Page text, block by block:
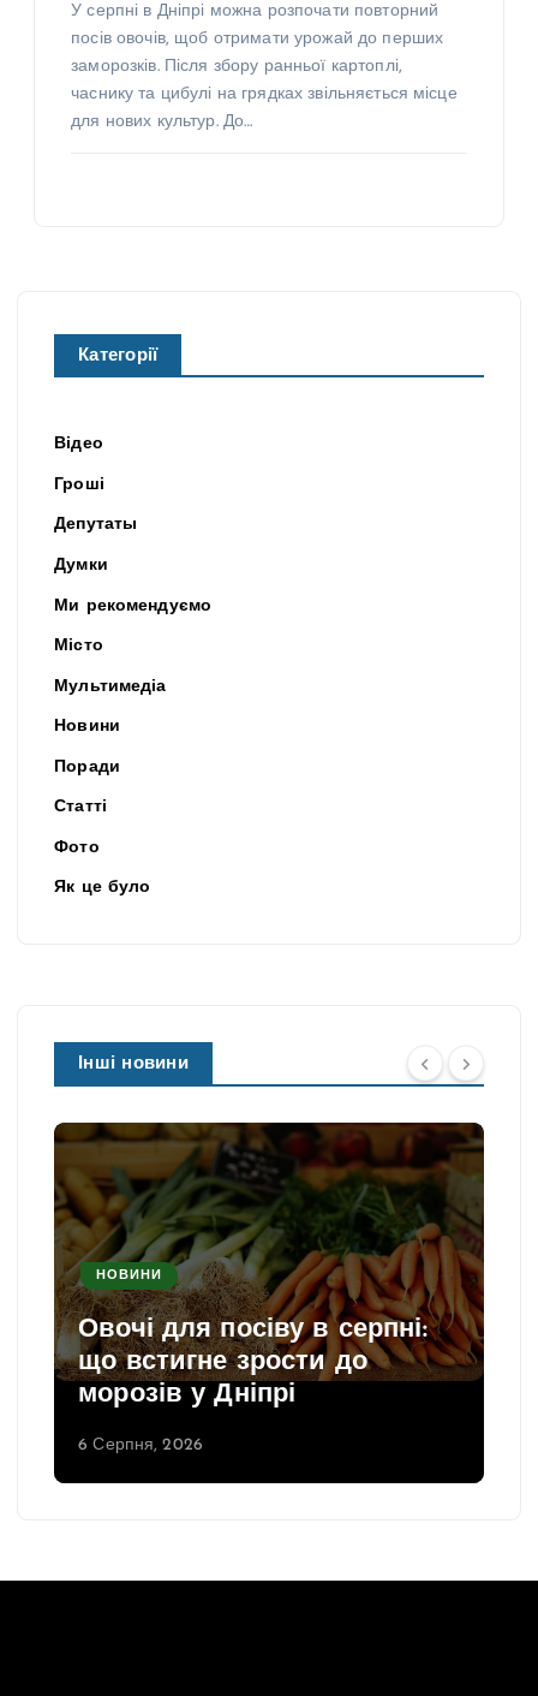
У серпні в Дніпрі можна розпочати повторний
посів овочів, щоб отримати урожай до перших
заморозків. Після збору ранньої картоплі,
часнику та цибулі на грядках звільняється місце
для нових культур. До…
Категорії
Відео
Гроші
Депутаты
Думки
Ми рекомендуємо
Місто
Мультимедіа
Новини
Поради
Статті
Фото
Як це було
Інші новини
НОВИНИ
Овочі для посіву в серпні:
що встигне зрости до
морозів у Дніпрі
6 Серпня, 2026